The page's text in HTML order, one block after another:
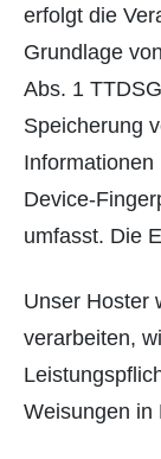
erfolgt die
Grundlage
Abs. 1
Speicherung
Device-
umfasst. Die
Unser Hoster
verarbeiten,
Weisungen in